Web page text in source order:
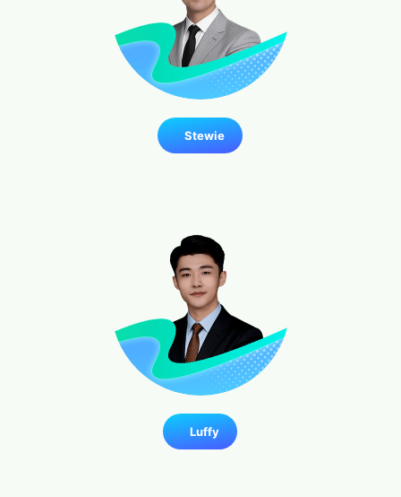
Stewie
Luffy